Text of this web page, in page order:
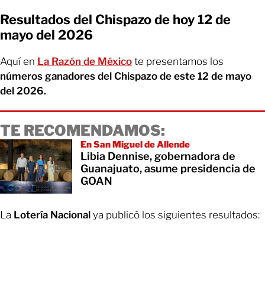
Resultados del Chispazo de hoy 12 de
mayo del 2026
Aquí en La Razón de México te presentamos los
números ganadores del Chispazo de este 12 de mayo
del 2026.
TE RECOMENDAMOS:
En San Miguel de Allende
Libia Dennise, gobernadora de
Guanajuato, asume presidencia de
GOAN
La Lotería Nacional ya publicó los siguientes resultados: